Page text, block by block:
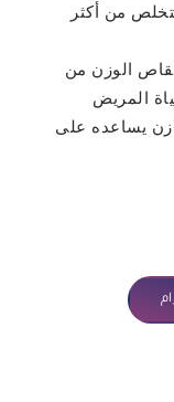
من أكثر
الوزن من
المريض
يساعده على